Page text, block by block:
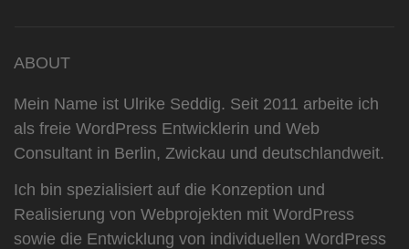
ABOUT
Mein Name ist Ulrike Seddig. Seit 2011 arbeite ich
als freie WordPress Entwicklerin und Web
Consultant in Berlin, Zwickau und deutschlandweit.
Ich bin spezialisiert auf die Konzeption und
Realisierung von Webprojekten mit WordPress
sowie die Entwicklung von individuellen WordPress